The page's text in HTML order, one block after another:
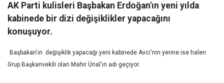
AK Parti kulisleri Başbakan Erdoğan'ın yeni yılda
kabinede bir dizi değişiklikler yapacağını
konuşuyor.
Başbakan'ın değişiklik yapacağı yeni kabinede Avci'nin yerine ise halen
Grup Başkanvekili olan Mahir Ünal'ın adı geçiyor.